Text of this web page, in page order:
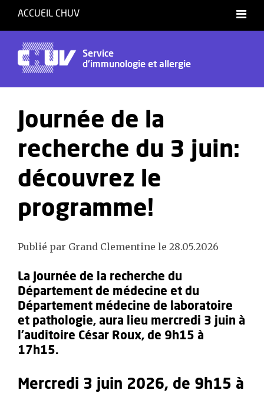
ACCUEIL CHUV
Service
d'immunologie et allergie
Journée de la
recherche du 3 juin:
découvrez le
programme!
Publié par Grand Clementine le 28.05.2026
La Journée de la recherche du
Département de médecine et du
Département médecine de laboratoire
et pathologie, aura lieu mercredi 3 juin à
l'auditoire César Roux, de 9h15 à
17h15.
Mercredi 3 juin 2026, de 9h15 à